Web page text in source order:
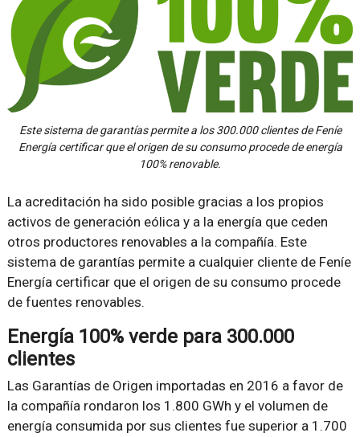
Este sistema de garantías permite a los 300.000 clientes de Feníe
Energía certificar que el origen de su consumo procede de energía
100% renovable.
La acreditación ha sido posible gracias a los propios
activos de generación eólica y a la energía que ceden
otros productores renovables a la compañía. Este
sistema de garantías permite a cualquier cliente de Feníe
Energía certificar que el origen de su consumo procede
de fuentes renovables.
Energía 100% verde para 300.000
clientes
Las Garantías de Origen importadas en 2016 a favor de
la compañía rondaron los 1.800 GWh y el volumen de
energía consumida por sus clientes fue superior a 1.700